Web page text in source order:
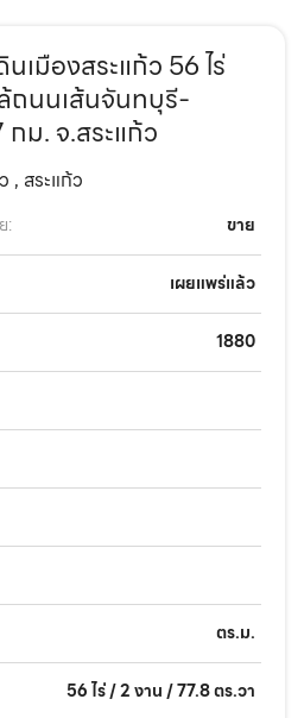
เมืองสระแก้ว 56 ไร่
ถนนเส้นจันทบุรี-
กม. จ.สระแก้ว
, สระแก้ว
: ขาย
เผยแพร่แล้ว
1880
ตร.ม.
56 ไร่ / 2 งาน / 77.8 ตร.วา